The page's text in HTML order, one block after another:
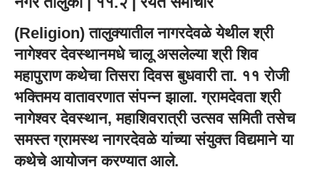
(Religion) तालुक्यातील नागरदेवळे येथील श्री
नागेश्वर देवस्थानमधे चालू असलेल्या श्री शिव
महापुराण कथेचा तिसरा दिवस बुधवारी ता. ११ रोजी
भक्तिमय वातावरणात संपन्न झाला. ग्रामदेवता श्री
नागेश्वर देवस्थान, महाशिवरात्री उत्सव समिती तसेच
समस्त ग्रामस्थ नागरदेवळे यांच्या संयुक्त विद्यमाने या
कथेचे आयोजन करण्यात आले.